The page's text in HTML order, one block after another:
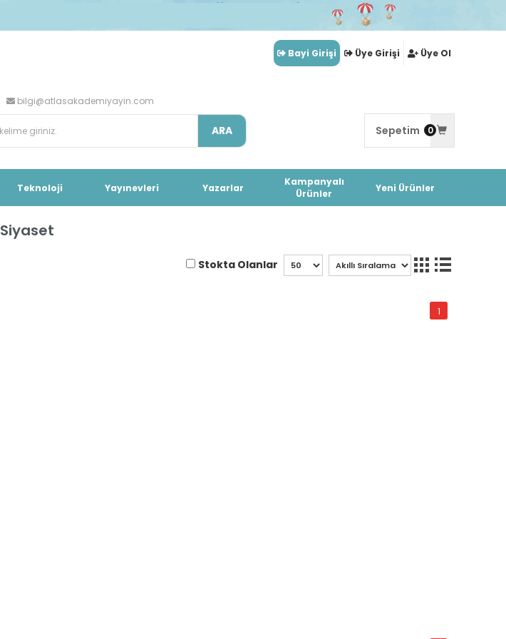
Bayi Girişi Üye Girişi Üye Ol
bilgi@atlasakademiyayin.com
ARA Sepetim 0
Teknoloji Yayınevleri Yazarlar
Kampanyalı
Ürünler
Yeni Ürünler
Siyaset
Stokta Olanlar
1